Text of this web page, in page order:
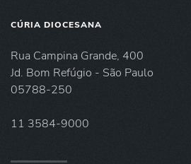
CÚRIA DIOCESANA
Rua Campina Grande, 400
Jd. Bom Refúgio - São Paulo
05788-250
11 3584-9000